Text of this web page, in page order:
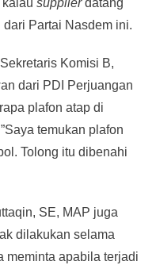
kalau supplierdatang
dari Partai Nasdem ini.
Komisi B,
dari PDI Perjuangan
plafon atap di
temukan plafon
Tolong itu dibenahi
SE, MAP juga
dilakukan selama
meminta apabila terjadi